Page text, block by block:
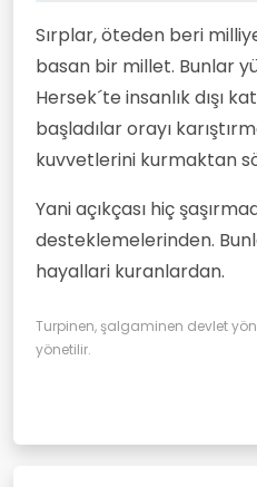
Sırplar, öteden beri
basan bir millet. Bunlar
Hersek´te insanlık dışı
başladılar orayı
kuvvetlerini kurmaktan
Yani açıkçası hiç
desteklemelerinden.
hayallari kuranlardan.
Turpinen, şalgaminen devlet
yönetilir.